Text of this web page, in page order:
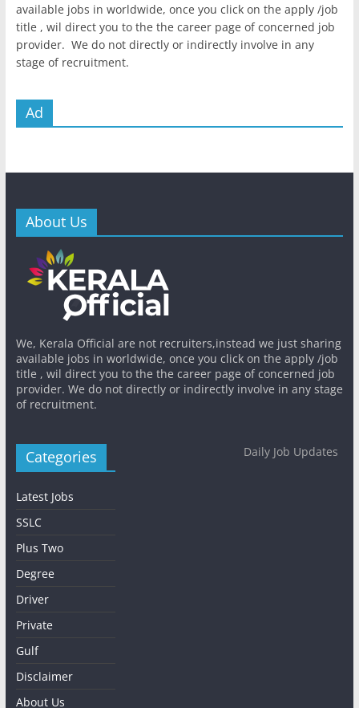
available jobs in worldwide, once you click on the apply /job
title , wil direct you to the the career page of concerned job
provider. We do not directly or indirectly involve in any
stage of recruitment.
Ad
About Us
We, Kerala Official are not recruiters,instead we just sharing
available jobs in worldwide, once you click on the apply /job
title , wil direct you to the the career page of concerned job
provider. We do not directly or indirectly involve in any stage
of recruitment.
Categories
Latest Jobs
SSLC
Plus Two
Degree
Driver
Private
Gulf
Disclaimer
About Us
Daily Job Updates